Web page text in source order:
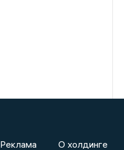
Реклама О холдинге